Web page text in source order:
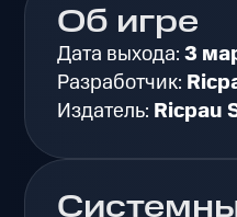
Об игре
Дата выхода:3
Разработчик:
Издатель: Ricpau